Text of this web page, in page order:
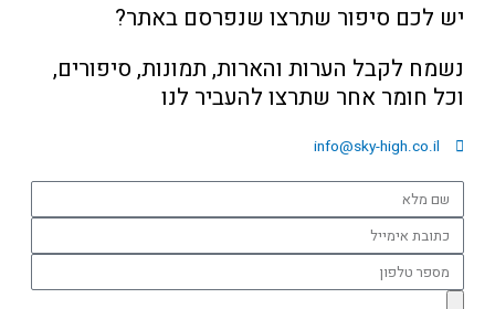
יש לכם סיפור שתרצו שנפרסם באתר?
נשמח לקבל הערות והארות, תמונות, סיפורים,
וכל חומר אחר שתרצו להעביר לנו
info@sky-high.co.il
שם
מלא
כתובת
אימייל
מספר
טלפון